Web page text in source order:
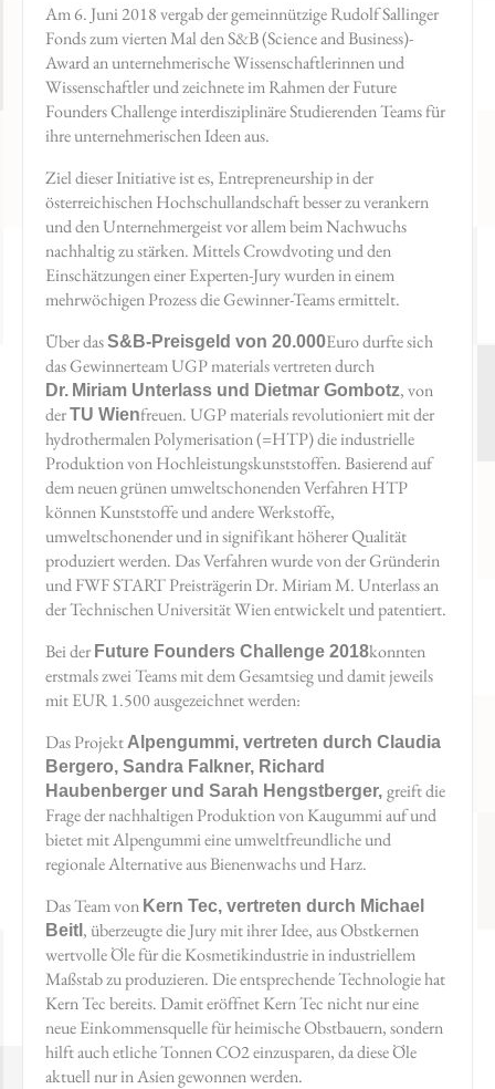
Am 6. Juni 2018 vergab der gemeinnützige Rudolf Sallinger
Fonds zum vierten Mal den S&B (Science and Business)-
Award an unternehmerische Wissenschaftlerinnen und
Wissenschaftler und zeichnete im Rahmen der Future
Founders Challenge interdisziplinäre Studierenden Teams für
ihre unternehmerischen Ideen aus.
Ziel dieser Initiative ist es, Entrepreneurship in der
österreichischen Hochschullandschaft besser zu verankern
und den Unternehmergeist vor allem beim Nachwuchs
nachhaltig zu stärken. Mittels Crowdvoting und den
Einschätzungen einer Experten-Jury wurden in einem
mehrwöchigen Prozess die Gewinner-Teams ermittelt.
Über dasS&B-Preisgeld von 20.000Euro durfte sich
das Gewinnerteam UGP materials vertreten durch
Dr. Miriam Unterlass und Dietmar Gombotz, von
derTU Wienfreuen. UGP materials revolutioniert mit der
hydrothermalen Polymerisation (=HTP) die industrielle
Produktion von Hochleistungskunststoffen. Basierend auf
dem neuen grünen umweltschonenden Verfahren HTP
können Kunststoffe und andere Werkstoffe,
umweltschonender und in signifikant höherer Qualität
produziert werden. Das Verfahren wurde von der Gründerin
und FWF START Preisträgerin Dr. Miriam M. Unterlass an
der Technischen Universität Wien entwickelt und patentiert.
Bei der Future Founders Challenge 2018konnten
erstmals zwei Teams mit dem Gesamtsieg und damit jeweils
mit EUR 1.500 ausgezeichnet werden:
Das Projekt Alpengummi, vertreten durch Claudia
Bergero, Sandra Falkner, Richard
Haubenberger und Sarah Hengstberger, greift die
Frage der nachhaltigen Produktion von Kaugummi auf und
bietet mit Alpengummi eine umweltfreundliche und
regionale Alternative aus Bienenwachs und Harz.
Das Team von Kern Tec, vertreten durch Michael
Beitl , überzeugte die Jury mit ihrer Idee, aus Obstkernen
wertvolle Öle für die Kosmetikindustrie in industriellem
Maßstab zu produzieren. Die entsprechende Technologie hat
Kern Tec bereits. Damit eröffnet Kern Tec nicht nur eine
neue Einkommensquelle für heimische Obstbauern, sondern
hilft auch etliche Tonnen CO2 einzusparen, da diese Öle
aktuell nur in Asien gewonnen werden.